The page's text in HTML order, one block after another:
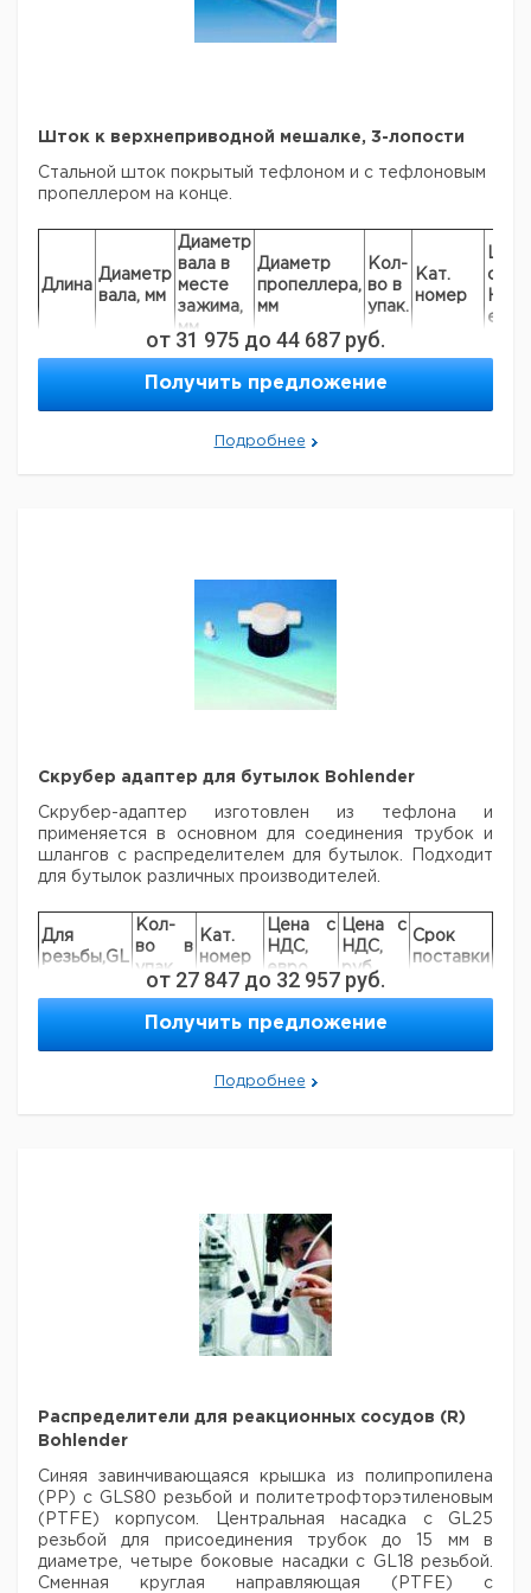
Шток к верхнеприводной мешалке, 3-лопости
Стальной шток покрытый тефлоном и с тефлоновым
пропеллером на конце.
Длина
Диаметр
вала, мм
Диаметр
вала в
месте
зажима,
мм
Диаметр
пропеллера,
мм
Кол-
во в
упак.
Кат.
номер
Цена
с
НДС,
евро
450 6 4,7 50 1
9197138
6,5 75 1
350
8 6,5 75 1
9197139
75
от 31 975 до 44 687 руб.
Получить предложение
Подробнее
Скрубер адаптер для бутылок Bohlender
Скрубер-адаптер изготовлен из тефлона и
применяется в основном для соединения трубок и
шлангов с распределителем для бутылок. Подходит
для бутылок различных производителей.
Для
резьбы,GL
Кол-
во в
упак.
Кат.
номер
Цена с
НДС,
евро
Цена с
НДС,
руб
Срок
поставки
Резьба
1 9110310
1 9110311
от 27 847 до 32 957 руб.
Получить предложение
Подробнее
Распределители для реакционных сосудов (R)
Bohlender
Синяя завинчивающаяся крышка из полипропилена
(PP) с GLS80 резьбой и политетрофторэтиленовым
(PTFE) корпусом. Центральная насадка с GL25
резьбой для присоединения трубок до 15 мм в
диаметре, четыре боковые насадки с GL18 резьбой.
Сменная круглая направляющая (PTFE) с